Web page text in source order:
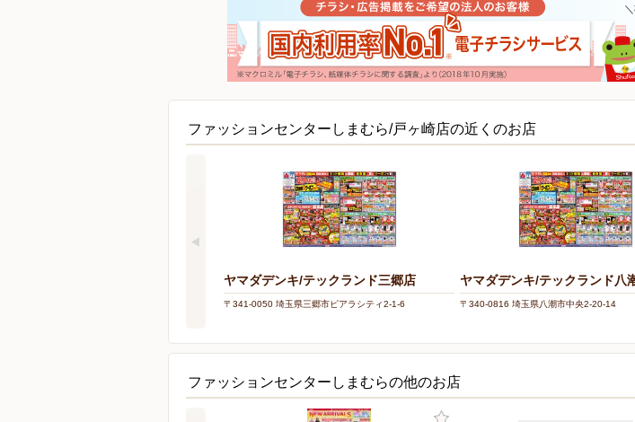
ファッションセンターしまむら/戸ヶ崎店の近くのお店
ヤマダデンキ/テックランド三郷店
〒341-0050 埼玉県三郷市ピアラシティ2-1-6
ヤマダデンキ/テックランド八
〒340-0816 埼玉県八潮市中央2-20-14
ファッションセンターしまむらの他のお店